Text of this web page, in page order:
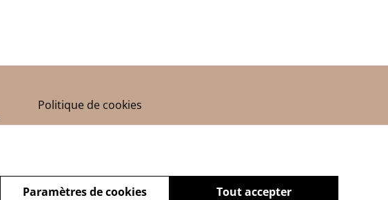
Politique de cookies
Tout accepter
Paramètres de cookies